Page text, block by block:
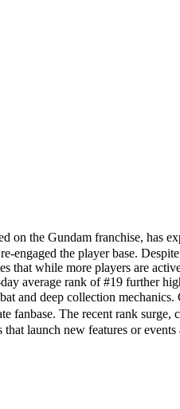
the Gundam franchise, has
the player base.
while more players are
average rank of #19 further
and deep collection
The recent rank surge,
launch new features or